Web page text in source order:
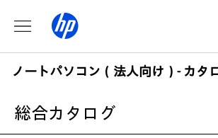
ノートパソコン（法人向け）- カタ
総合カタログ